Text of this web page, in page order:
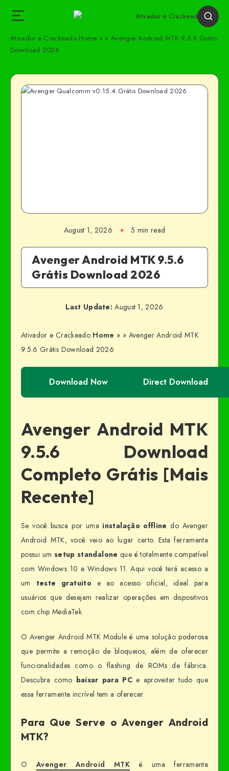
Ativador e Crackeado Home » »Avenger Android MTK 9.5.6 Grátis
Download 2026
August 1, 2026 5 min read
Avenger Android MTK 9.5.6
Grátis Download 2026
Last Update: August 1, 2026
Ativador e Crackeado Home » » Avenger Android MTK
9.5.6 Grátis Download 2026
Download Now Direct Download
Avenger Android MTK
9.5.6 Download
Completo Grátis [Mais
Recente]
Se você busca por uma instalação offline do Avenger
Android MTK, você veio ao lugar certo. Esta ferramenta
possui um setup standalone que é totalmente compatível
com Windows 10 e Windows 11. Aqui você terá acesso a
um teste gratuitoe ao acesso oficial, ideal para
usuários que desejam realizar operações em dispositivos
com chip MediaTek.
O Avenger Android MTK Module é uma solução poderosa
que permite a remoção de bloqueios, além de oferecer
funcionalidades como o flashing de ROMs de fábrica.
Descubra como baixar para PC e aproveitar tudo que
essa ferramenta incrível tem a oferecer.
Para Que Serve o Avenger Android
MTK?
OAvenger Android MTK é uma ferramenta